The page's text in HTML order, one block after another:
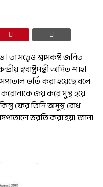
তা সত্ত্বেও শ্বাসকষ্ট জনিত
স্বরাষ্ট্রমন্ত্রী অমিত শাহ।
ভর্তি করা হয়েছে বলে
জয় করে সুস্থ হয়ে
কিন্তু ফের তিনি অসুস্থ বোধ
ভরতি করা হয়। জানা